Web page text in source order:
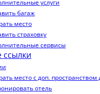
услуги
багаж
место
страховку
сервисы
ссылки
место с доп. пространством
отель